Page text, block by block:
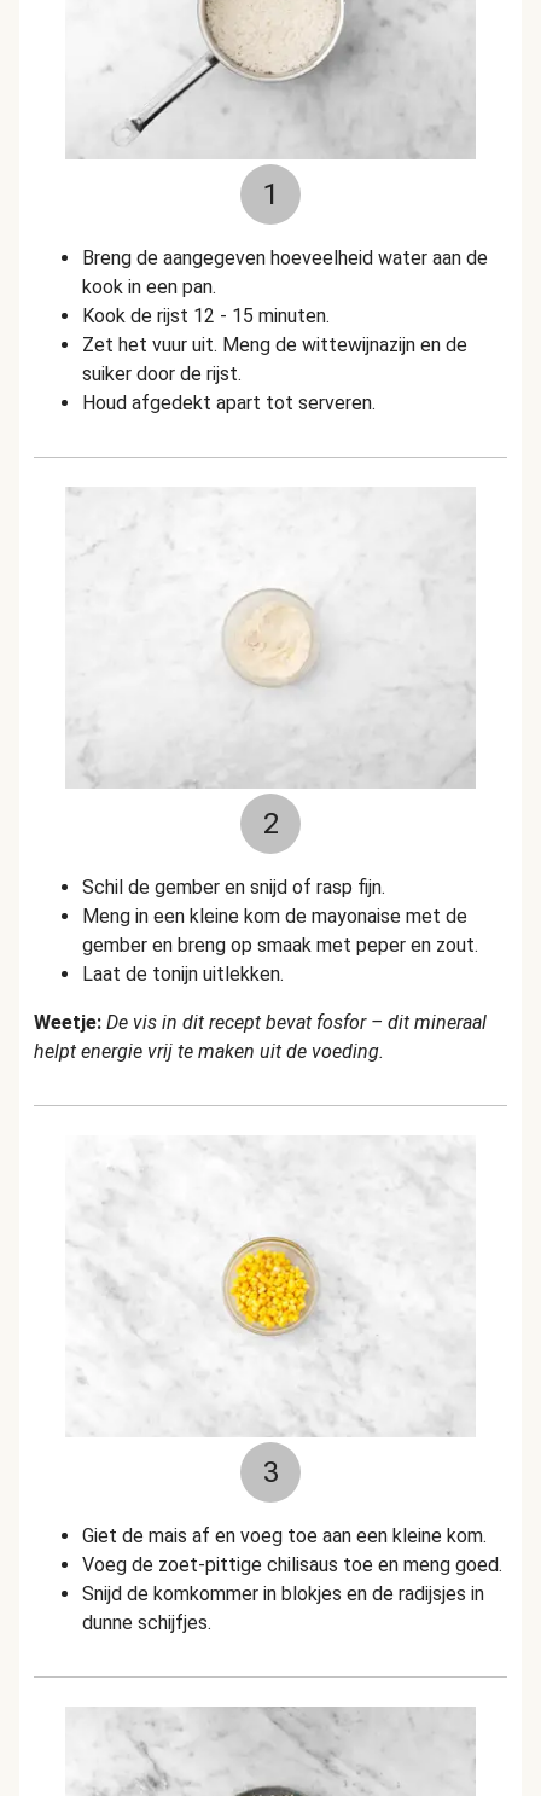
1
Breng de aangegeven hoeveelheid water aan de
kook in een pan.
Kook de rijst 12 - 15 minuten.
Zet het vuur uit. Meng de wittewijnazijn en de
suiker door de rijst.
Houd afgedekt apart tot serveren.
2
Schil de gember en snijd of rasp fijn.
Meng in een kleine kom de mayonaise met de
gember en breng op smaak met peper en zout.
Laat de tonijn uitlekken.
Weetje: De vis in dit recept bevat fosfor – dit mineraal
helpt energie vrij te maken uit de voeding.
3
Giet de mais af en voeg toe aan een kleine kom.
Voeg de zoet-pittige chilisaus toe en meng goed.
Snijd de komkommer in blokjes en de radijsjes in
dunne schijfjes.